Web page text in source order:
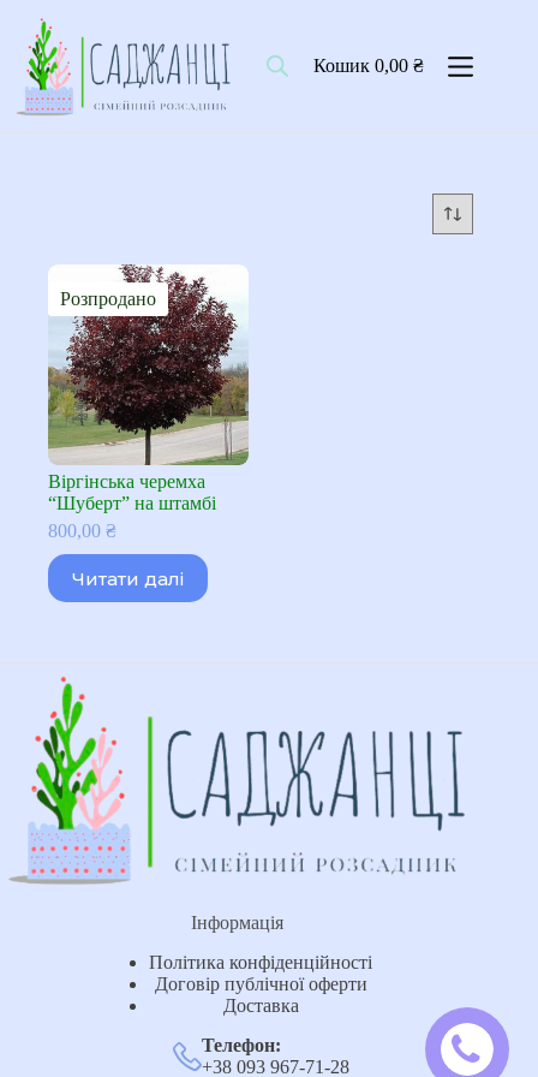
вмісту
Кошик0,00₴
Розпродано
Віргінська черемха
“Шуберт” на штамбі
800,00 ₴
Читати далі
Інформація
Політика конфіденційності
Договір публічної оферти
Доставка
Телефон:
+38 093 967-71-28